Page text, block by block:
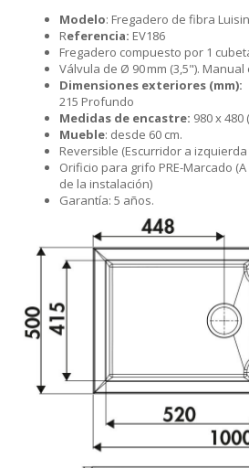
Modelo: Fregadero de fibra
Referencia: EV186
Fregadero compuesto por 1
Válvula de Ø 90 mm (3,5"). Manual
Dimensiones exteriores (mm):
215 Profundo
Medidas de encastre: 980 x 480
Mueble: desde 60 cm.
Reversible (Escurridor a
Orificio para grifo PRE-Marcado
de la instalación)
Garantía: 5 años.